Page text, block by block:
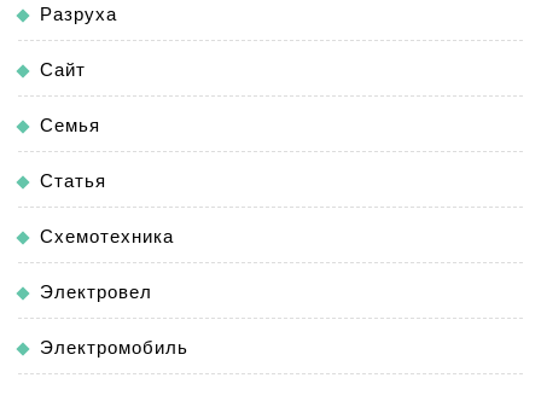
Разруха
Сайт
Семья
Статья
Схемотехника
Электровел
Электромобиль